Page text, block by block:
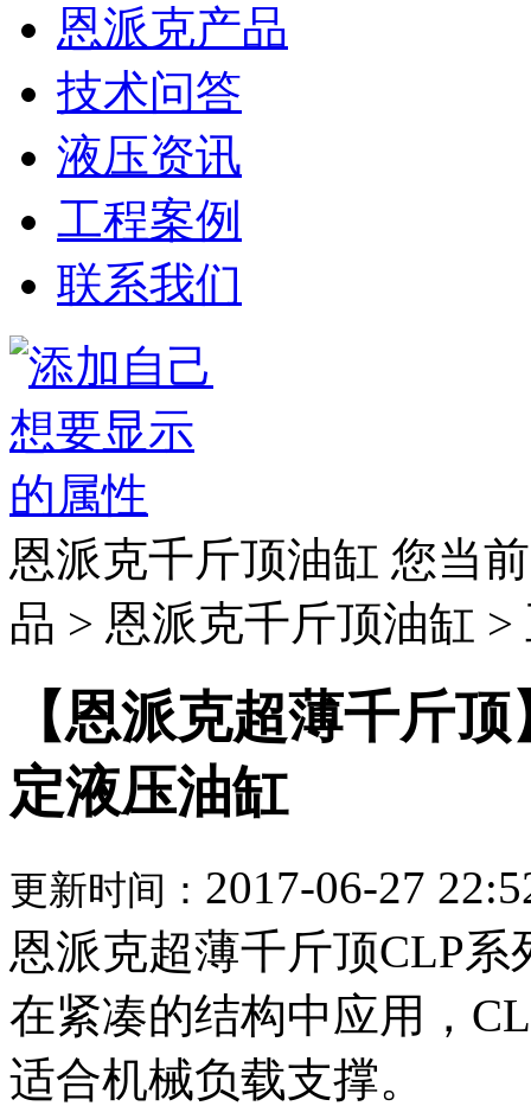
恩派克产品
技术问答
液压资讯
工程案例
联系我们
恩派克千斤顶油缸 您当
品 > 恩派克千斤顶油缸 >
【恩派克超薄千斤
定液压油缸
更新时间： 2017-06-27
恩派克超薄千斤顶CLP
在紧凑的结构中应用，
适合机械负载支撑。